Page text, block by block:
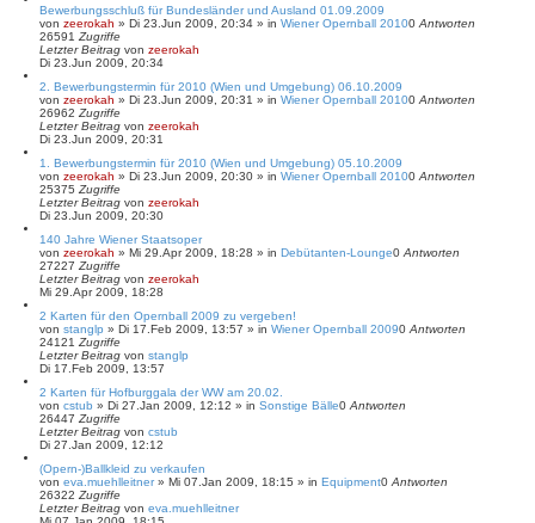
Bewerbungsschluß für Bundesländer und Ausland 01.09.2009
von zeerokah » Di 23.Jun 2009, 20:34 » in Wiener Opernball 20100 Antworten
26591 Zugriffe
Letzter Beitrag von zeerokah
Di 23.Jun 2009, 20:34
2. Bewerbungstermin für 2010 (Wien und Umgebung) 06.10.2009
von zeerokah » Di 23.Jun 2009, 20:31 » in Wiener Opernball 20100 Antworten
26962 Zugriffe
Letzter Beitrag von zeerokah
Di 23.Jun 2009, 20:31
1. Bewerbungstermin für 2010 (Wien und Umgebung) 05.10.2009
von zeerokah » Di 23.Jun 2009, 20:30 » in Wiener Opernball 20100 Antworten
25375 Zugriffe
Letzter Beitrag von zeerokah
Di 23.Jun 2009, 20:30
140 Jahre Wiener Staatsoper
von zeerokah » Mi 29.Apr 2009, 18:28 » in Debütanten-Lounge0 Antworten
27227 Zugriffe
Letzter Beitrag von zeerokah
Mi 29.Apr 2009, 18:28
2 Karten für den Opernball 2009 zu vergeben!
von stanglp » Di 17.Feb 2009, 13:57 » in Wiener Opernball 20090 Antworten
24121 Zugriffe
Letzter Beitrag von stanglp
Di 17.Feb 2009, 13:57
2 Karten für Hofburggala der WW am 20.02.
von cstub » Di 27.Jan 2009, 12:12 » in Sonstige Bälle0 Antworten
26447 Zugriffe
Letzter Beitrag von cstub
Di 27.Jan 2009, 12:12
(Opern-)Ballkleid zu verkaufen
von eva.muehlleitner» Mi 07.Jan 2009, 18:15 » in Equipment0 Antworten
26322 Zugriffe
Letzter Beitrag von eva.muehlleitner